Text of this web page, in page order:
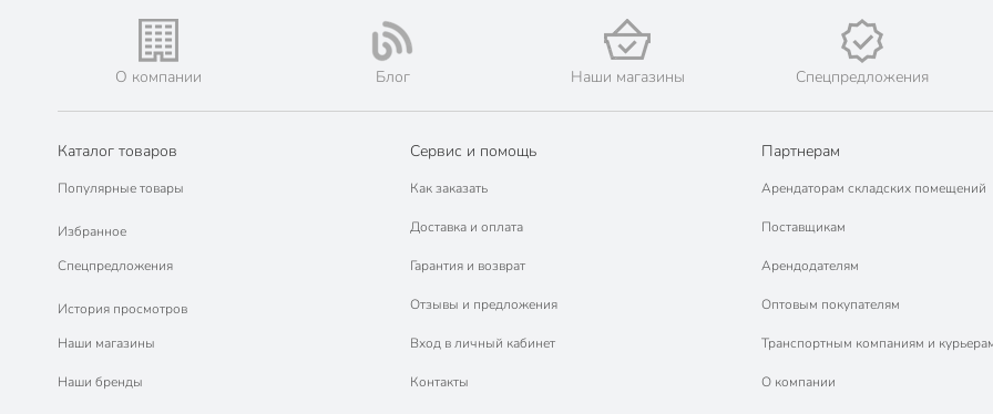
О компании Блог Наши магазины Спецпредложения
Каталог товаров
Популярные товары
Избранное
Спецпредложения
История просмотров
Наши магазины
Наши бренды
Сервис и помощь
Как заказать
Доставка и оплата
Гарантия и возврат
Отзывы и предложения
Вход в личный кабинет
Контакты
Партнерам
Арендаторам складских помещений
Поставщикам
Арендодателям
Оптовым покупателям
Транспортным компаниям и
О компании